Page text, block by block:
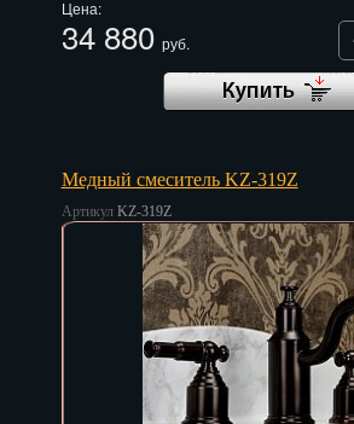
Цена:
34 880 руб.
Медный смеситель KZ-319Z
Артикул KZ-319Z